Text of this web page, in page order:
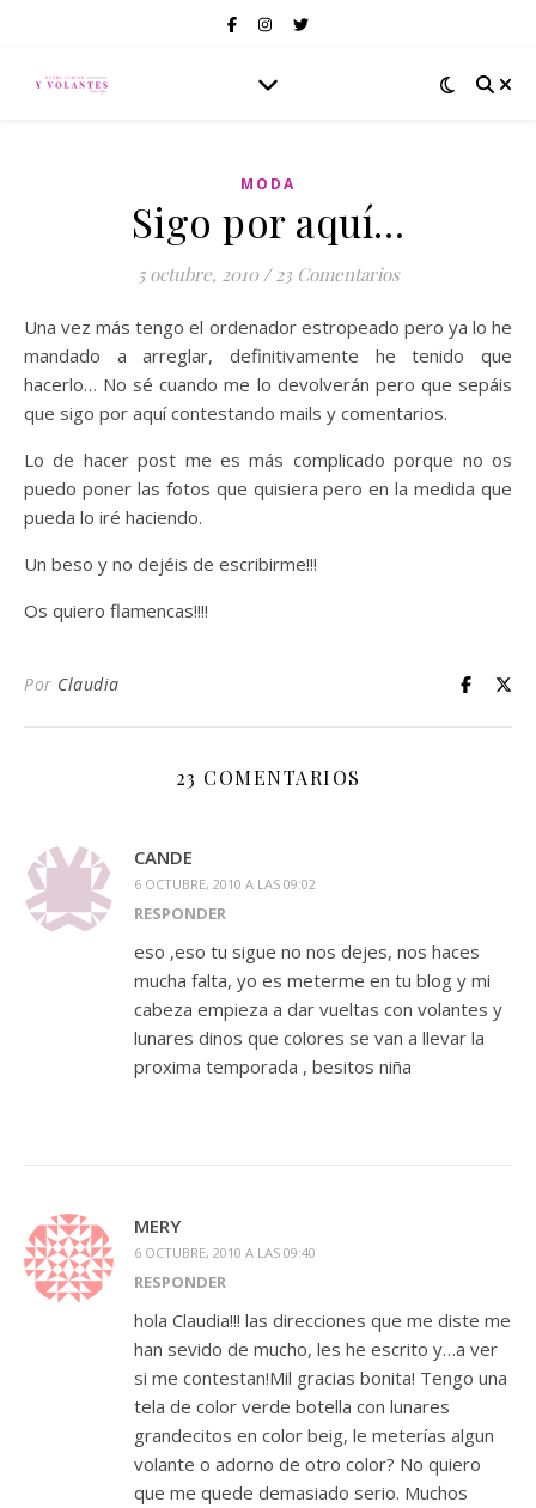
MODA
Sigo por aquí…
5 octubre, 2010 / 23 Comentarios
Una vez más tengo el ordenador estropeado pero ya lo he
mandado a arreglar, definitivamente he tenido que
hacerlo… No sé cuando me lo devolverán pero que sepáis
que sigo por aquí contestando mails y comentarios.
Lo de hacer post me es más complicado porque no os
puedo poner las fotos que quisiera pero en la medida que
pueda lo iré haciendo.
Un beso y no dejéis de escribirme!!!
Os quiero flamencas!!!!
Por Claudia
23 COMENTARIOS
CANDE
6 OCTUBRE, 2010 A LAS 09:02
RESPONDER
eso ,eso tu sigue no nos dejes, nos haces
mucha falta, yo es meterme en tu blog y mi
cabeza empieza a dar vueltas con volantes y
lunares dinos que colores se van a llevar la
proxima temporada , besitos niña
MERY
6 OCTUBRE, 2010 A LAS 09:40
RESPONDER
hola Claudia!!! las direcciones que me diste me
han sevido de mucho, les he escrito y…a ver
si me contestan!Mil gracias bonita! Tengo una
tela de color verde botella con lunares
grandecitos en color beig, le meterías algun
volante o adorno de otro color? No quiero
que me quede demasiado serio. Muchos